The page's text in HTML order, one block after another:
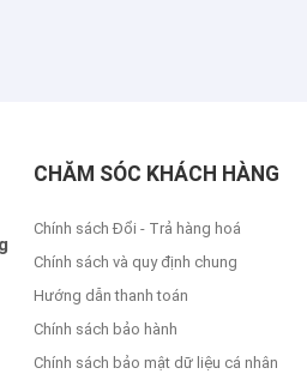
CHĂM SÓC KHÁCH HÀNG
Chính sách Đổi - Trả hàng hoá
Chính sách và quy định chung
Hướng dẫn thanh toán
Chính sách bảo hành
Chính sách bảo mật dữ liệu cá nhân